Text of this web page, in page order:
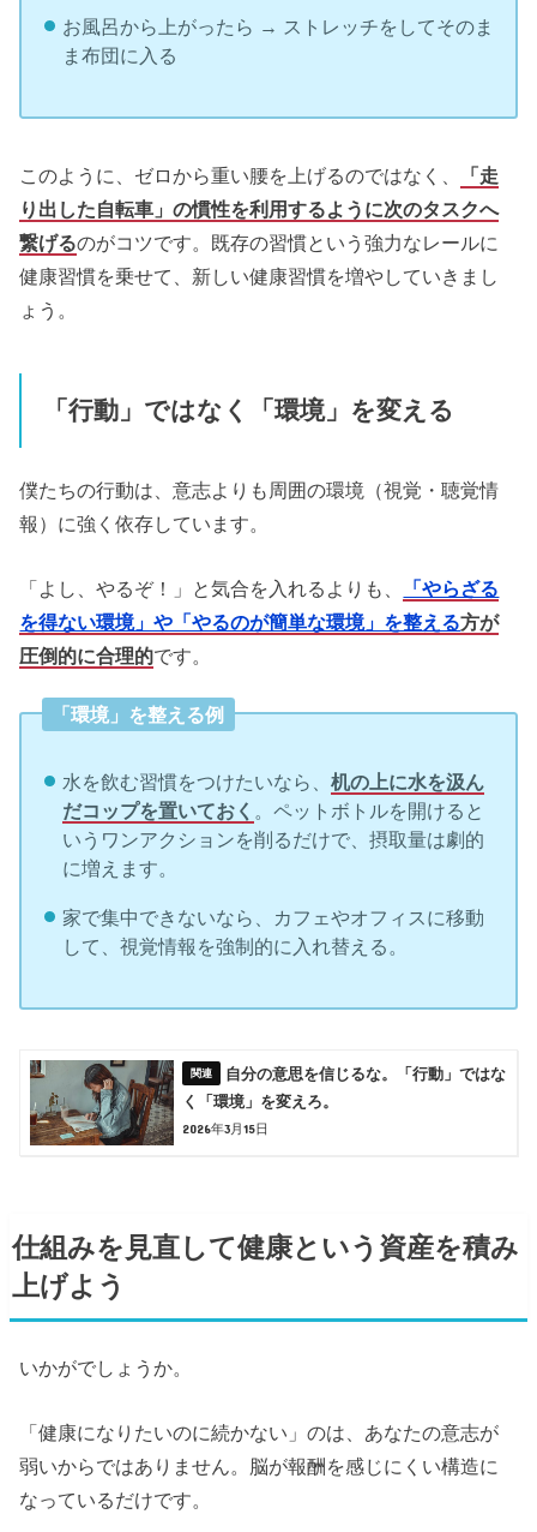
お風呂から上がったら → ストレッチをしてそのま
ま布団に入る
このように、ゼロから重い腰を上げるのではなく、
「走
り出した自転車」の慣性を利用するように次のタスクへ
繋げるのがコツです。既存の習慣という強力なレールに
健康習慣を乗せて、新しい健康習慣を増やしていきまし
ょう。
「行動」ではなく「環境」を変える
僕たちの行動は、意志よりも周囲の環境（視覚・聴覚情
報）に強く依存しています。
「よし、やるぞ！」と気合を入れるよりも、
「やらざる
を得ない環境」や「やるのが簡単な環境」を整える方が
圧倒的に合理的です。
「環境」を整える例
水を飲む習慣をつけたいなら、 机の上に水を汲ん
だコップを置いておく 。ペットボトルを開けると
いうワンアクションを削るだけで、摂取量は劇的
に増えます。
家で集中できないなら、カフェやオフィスに移動
して、視覚情報を強制的に入れ替える。
自分の意思を信じるな。「行動」ではな
く「環境」を変えろ。
2026年3月15日
仕組みを見直して健康という資産を積み
上げよう
いかがでしょうか。
「健康になりたいのに続かない」のは、あなたの意志が
弱いからではありません。脳が報酬を感じにくい構造に
なっているだけです。